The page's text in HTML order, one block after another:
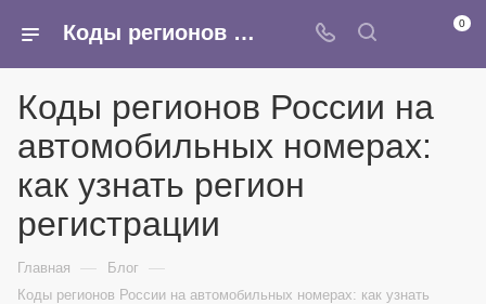
Коды регионов России на автомобильных номерах: как узнать регион регистрации 0
Коды регионов России на
автомобильных номерах:
как узнать регион
регистрации
Главная — Блог —
Коды регионов России на автомобильных номерах: как узнать